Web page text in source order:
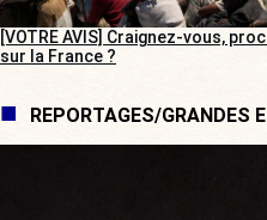
[VOTRE AVIS] Craignez-vous,
sur la France ?
REPORTAGES/GRANDES